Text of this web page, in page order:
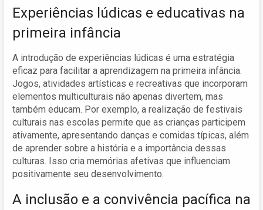
Experiências lúdicas e educativas na
primeira infância
A introdução de experiências lúdicas é uma estratégia
eficaz para facilitar a aprendizagem na primeira infância.
Jogos, atividades artísticas e recreativas que incorporam
elementos multiculturais não apenas divertem, mas
também educam. Por exemplo, a realização de festivais
culturais nas escolas permite que as crianças participem
ativamente, apresentando danças e comidas típicas, além
de aprender sobre a história e a importância dessas
culturas. Isso cria memórias afetivas que influenciam
positivamente seu desenvolvimento.
A inclusão e a convivência pacífica na